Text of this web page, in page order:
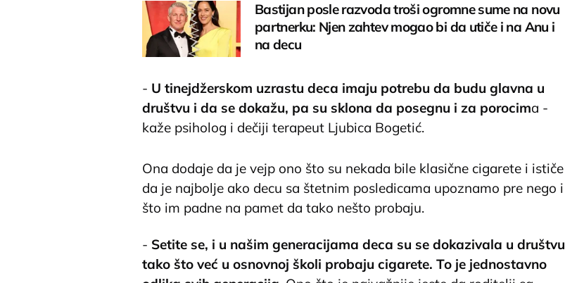
Bastijan posle razvoda troši ogromne sume na novu
partnerku: Njen zahtev mogao bi da utiče i na Anu i
na decu
- U tinejdžerskom uzrastu deca imaju potrebu da budu glavna u
društvu i da se dokažu, pa su sklona da posegnu i za porocima -
kaže psiholog i dečiji terapeut Ljubica Bogetić.
Ona dodaje da je vejp ono što su nekada bile klasične cigarete i ističe
da je najbolje ako decu sa štetnim posledicama upoznamo pre nego i
što im padne na pamet da tako nešto probaju.
- Setite se, i u našim generacijama deca su se dokazivala u društvu
tako što već u osnovnoj školi probaju cigarete. To je jednostavno